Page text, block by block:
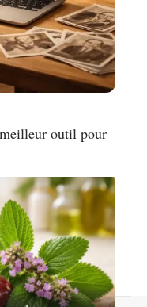
outil pour